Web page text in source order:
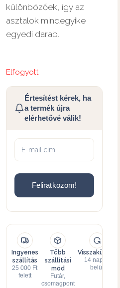
különbözőek, így az
asztalok mindegyike
egyedi darab.
Elfogyott
Értesítést kérek, ha
a termék újra
elérhetővé válik!
Feliratkozom!
Ingyenes
szállítás
25 000 Ft
felett
Több
szállítási
mód
Futár,
csomagpont
Visszaküldés
14 napon
belül